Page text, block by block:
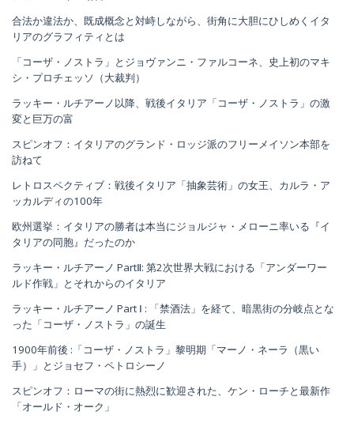
合法か違法か、既成概念と対峙しながら、街角に大胆にひしめくイタ
リアのグラフィティとは
「コーザ・ノストラ」とジョヴァンニ・ファルコーネ、史上初のマキ
シ・プロチェッソ（大裁判）
ラッキー・ルチアーノ以降、戦後イタリア「コーザ・ノストラ」の激
変と巨万の富
スピンオフ：イタリアのグランド・ロッジ派のフリーメイソン本部を
訪ねて
レトロスペクティブ：戦後イタリア「抽象芸術」の女王、カルラ・ア
ッカルディの100年
欧州選挙：イタリアの勝者は本当にジョルジャ・メローニ率いる『イ
タリアの同胞』だったのか
ラッキー・ルチアーノ PartⅡ: 第2次世界大戦における「アンダーワー
ルド作戦」とそれからのイタリア
ラッキー・ルチアーノ Part Ⅰ : 「禁酒法」を経て、暗黒街の分岐点とな
った「コーザ・ノストラ」の誕生
1900年前後 :「コーザ・ノストラ」黎明期「マーノ・ネーラ（黒い
手）」とジョセフ・ペトロシーノ
スピンオフ：ローマの街に熱烈に歓迎された、ケン・ローチと最新作
「オールド・オーク」